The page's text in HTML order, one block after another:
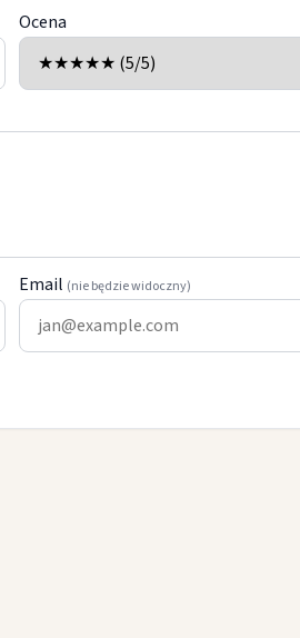
Ocena
Email (nie będzie widoczny)